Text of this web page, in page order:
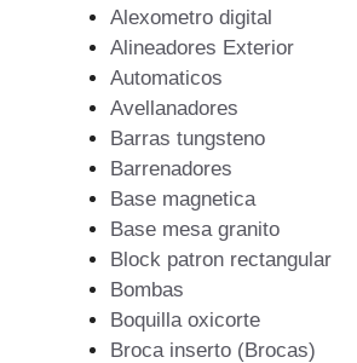
Alexometro digital
Alineadores Exterior
Automaticos
Avellanadores
Barras tungsteno
Barrenadores
Base magnetica
Base mesa granito
Block patron rectangular
Bombas
Boquilla oxicorte
Broca inserto (Brocas)